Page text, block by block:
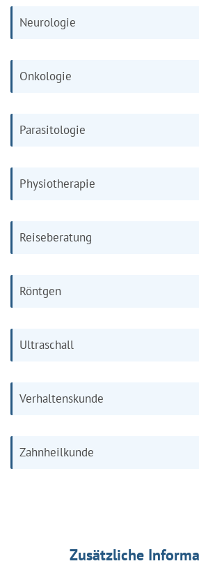
Neurologie
Onkologie
Parasitologie
Physiotherapie
Reiseberatung
Röntgen
Ultraschall
Verhaltenskunde
Zahnheilkunde
Zusätzliche